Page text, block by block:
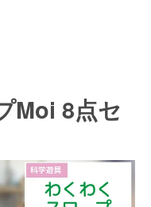
Moi 8点セ